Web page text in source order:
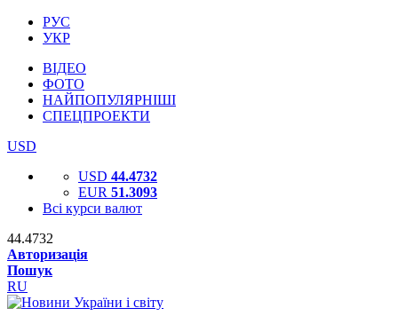
РУС
УКР
ВІДЕО
ФОТО
НАЙПОПУЛЯРНІШІ
СПЕЦПРОЕКТИ
USD
USD 44.4732
EUR 51.3093
Всі курси валют
44.4732
Авторизація
Пошук
RU